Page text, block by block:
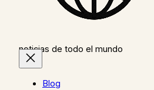
noticias de todo el mundo
Blog